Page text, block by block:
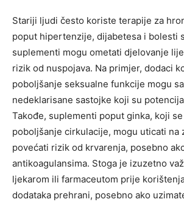
Stariji ljudi često koriste terapije za
poput hipertenzije, dijabetesa i bolesti
suplementi mogu ometati djelovanje
rizik od nuspojava. Na primjer, dodaci
poboljšanje seksualne funkcije mogu
nedeklarisane sastojke koji su
Takođe, suplementi poput ginka, koji
poboljšanje cirkulacije, mogu uticati na
povećati rizik od krvarenja, posebno
antikoagulansima. Stoga je izuzetno
ljekarom ili farmaceutom prije
dodataka prehrani, posebno ako